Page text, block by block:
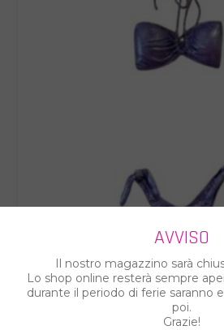
AVVISO
Il nostro magazzino sarà
Lo shop online resterà sempre
durante il periodo di ferie saranno
poi.
Grazie!